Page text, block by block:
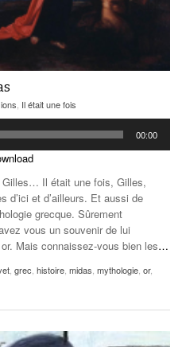
Il était une fois
00:00
Il était une fois, Gilles,
d’ici et d’ailleurs. Et aussi de
grecque. Sûrement
vous un souvenir de lui
Mais connaissez-vous bien les…
grec histoire midas mythologie or,